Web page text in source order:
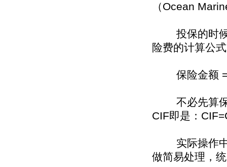
（Ocean
投保的时候
险费的计算公
保险金额 =
不必先算保
CIF即是：
实际操作中
做简易处理，